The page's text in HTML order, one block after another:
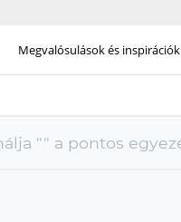
Megvalósulások és inspirációk